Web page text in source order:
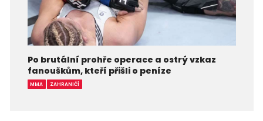
Po brutální prohře operace a ostrý vzkaz
fanouškům, kteří přišli o peníze
MMA ZAHRANIČÍ